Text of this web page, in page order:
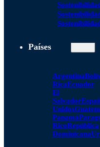
Países
Argentina
RicaEcuador
El
Salvador
Unidos
Panamá
RicoRepública
Dominicana